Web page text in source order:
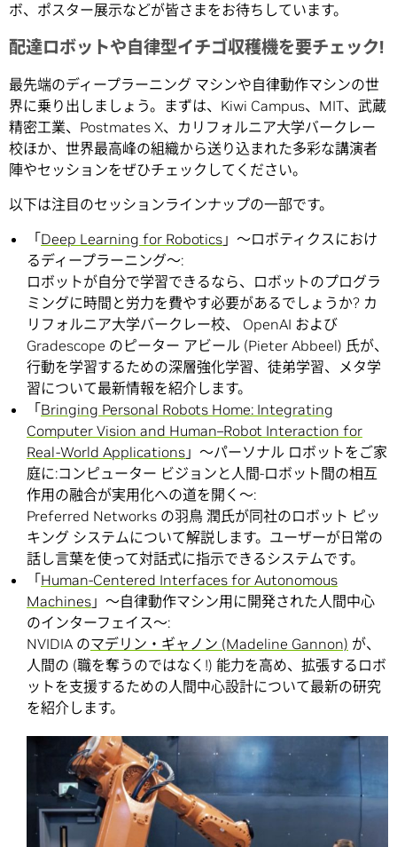
ボ、ポスター展示などが皆さまをお待ちしています。
配達ロボットや自律型イチゴ収穫機を要チェック!
最先端のディープラーニング マシンや自律動作マシンの世
界に乗り出しましょう。まずは、Kiwi Campus、MIT、武蔵
精密工業、Postmates X、カリフォルニア大学バークレー
校ほか、世界最高峰の組織から送り込まれた多彩な講演者
陣やセッションをぜひチェックしてください。
以下は注目のセッションラインナップの一部です。
「Deep Learning for Robotics 」～ロボティクスにおけ
るディープラーニング～:
ロボットが自分で学習できるなら、ロボットのプログラ
ミングに時間と労力を費やす必要があるでしょうか? カ
リフォルニア大学バークレー校、 OpenAI および
Gradescope のピーター アビール (Pieter Abbeel) 氏が、
行動を学習するための深層強化学習、徒弟学習、メタ学
習について最新情報を紹介します。
「Bringing Personal Robots Home: Integrating
Computer Vision and Human–Robot Interaction for
Real-World Applications 」～パーソナル ロボットをご家
庭に:コンピューター ビジョンと人間-ロボット間の相互
作用の融合が実用化への道を開く～:
Preferred Networks の羽鳥 潤氏が同社のロボット ピッ
キング システムについて解説します。ユーザーが日常の
話し言葉を使って対話式に指示できるシステムです。
「Human-Centered Interfaces for Autonomous
Machines 」～自律動作マシン用に開発された人間中心
のインターフェイス～:
NVIDIA のマデリン・ギャノン (Madeline Gannon) が、
人間の (職を奪うのではなく!) 能力を高め、拡張するロボ
ットを支援するための人間中心設計について最新の研究
を紹介します。